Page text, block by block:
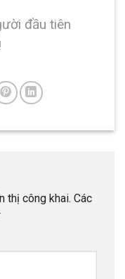
đầu tiên
thị công khai. Các